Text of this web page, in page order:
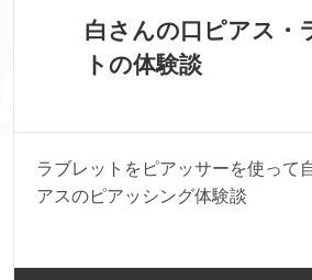
白さんの口ピアス・
トの体験談
ラブレットをピアッサーを使って
アスのピアッシング体験談